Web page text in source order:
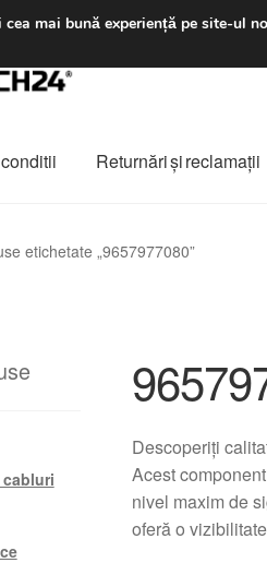
lei
Returnări şi reclamații
etichetate „9657977080”
Descoperiți
Acest
nivel maxim de
oferă o
mai bună experiență pe site-ul